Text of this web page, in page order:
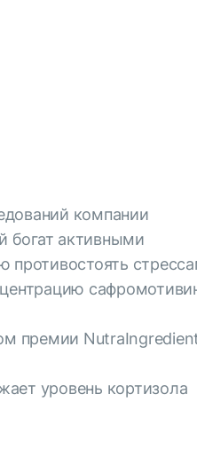
компании
богат активными
премии
уровень кортизола